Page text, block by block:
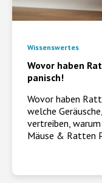
Wovor haben
panisch!
Wovor haben
welche
vertreiben,
Mäuse & Ratten
Wissenswertes